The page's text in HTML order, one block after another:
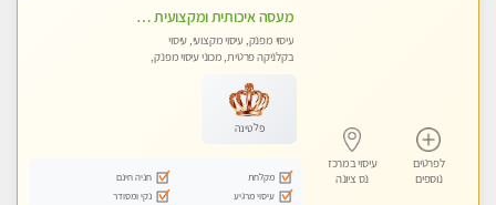
לפרטים
נוספים
עיסוי במרכז
נס ציונה
מעסה איכותית ומקצועית מאוד בראשון לציון
עיסוי מפנק, עיסוי מקצועי, עיסוי
בקלניקה פרטית, מכוני עיסוי מפנק,
פלטינה
מקלחת
חניה חינם
עיסוי מרגיע
נקי ומסודר